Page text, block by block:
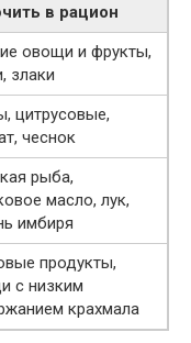
в рацион
овощи и фрукты,
злаки
цитрусовые,
чеснок
рыба,
масло, лук,
имбиря
продукты,
с низким
крахмала